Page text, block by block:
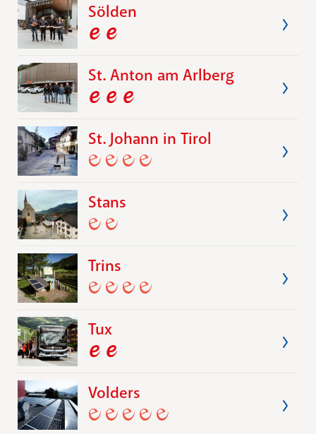
Sölden
St. Anton am Arlberg
St. Johann in Tirol
Stans
Trins
Tux
Volders